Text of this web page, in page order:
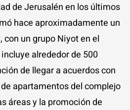
de Jerusalén en los últimos
hace aproximadamente un
con un grupo Niyot en el
alrededor de 500
de llegar a acuerdos con
apartamentos del complejo
áreas y la promoción de